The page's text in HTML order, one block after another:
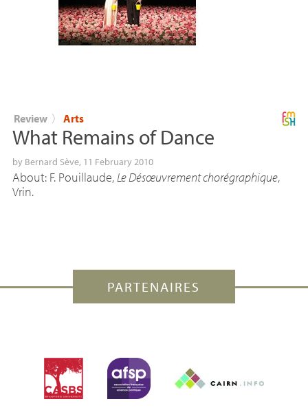
Review 〉 Arts
What Remains of Dance
by Bernard Sève, 11 February 2010
About: F. Pouillaude,Le Désœuvrement chorégraphique,
Vrin.
PARTENAIRES